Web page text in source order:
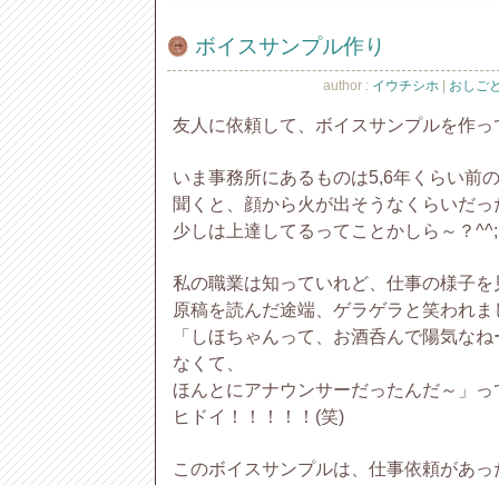
ボイスサンプル作り
author : イウチシホ おしご
友人に依頼して、ボイスサンプルを作っ
いま事務所にあるものは5,6年くらい前
聞くと、顔から火が出そうなくらいだ
少しは上達してるってことかしら～？^^;
私の職業は知っていれど、仕事の様子
原稿を読んだ途端、ゲラゲラと笑われま
「しほちゃんって、お酒呑んで陽気な
なくて、
ほんとにアナウンサーだったんだ～」っ
ヒドイ！！！！！(笑)
このボイスサンプルは、仕事依頼があっ